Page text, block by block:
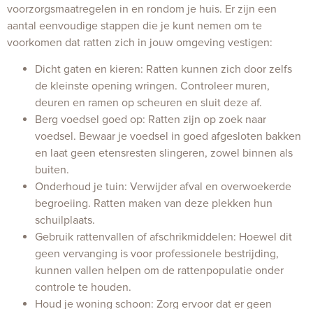
voorzorgsmaatregelen in en rondom je huis. Er zijn een
aantal eenvoudige stappen die je kunt nemen om te
voorkomen dat ratten zich in jouw omgeving vestigen:
Dicht gaten en kieren: Ratten kunnen zich door zelfs
de kleinste opening wringen. Controleer muren,
deuren en ramen op scheuren en sluit deze af.
Berg voedsel goed op: Ratten zijn op zoek naar
voedsel. Bewaar je voedsel in goed afgesloten bakken
en laat geen etensresten slingeren, zowel binnen als
buiten.
Onderhoud je tuin: Verwijder afval en overwoekerde
begroeiing. Ratten maken van deze plekken hun
schuilplaats.
Gebruik rattenvallen of afschrikmiddelen: Hoewel dit
geen vervanging is voor professionele bestrijding,
kunnen vallen helpen om de rattenpopulatie onder
controle te houden.
Houd je woning schoon: Zorg ervoor dat er geen